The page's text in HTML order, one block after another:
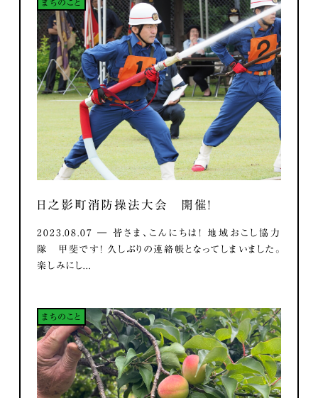
まちのこと
日之影町消防操法大会 開催！
2023.08.07 ― 皆さま、こんにちは！ 地域おこし協力
隊 甲斐です！ 久しぶりの連絡帳となってしまいました。
楽しみにし...
まちのこと